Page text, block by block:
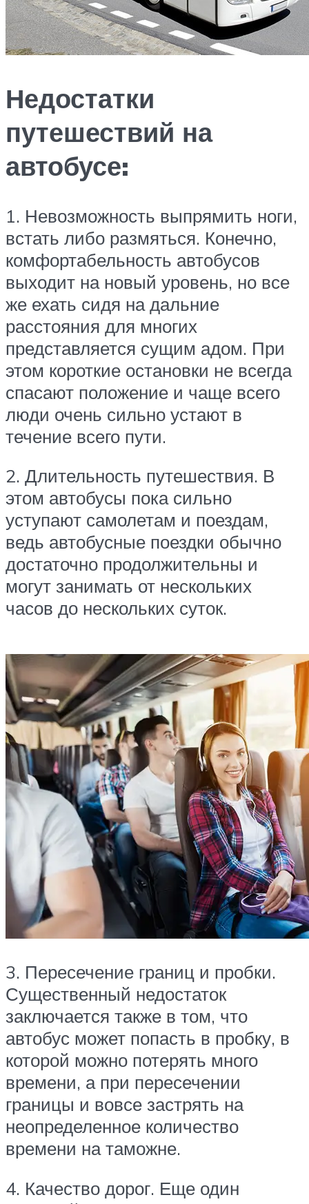
Недостатки
путешествий на
автобусе:
1. Невозможность выпрямить ноги,
встать либо размяться. Конечно,
комфортабельность автобусов
выходит на новый уровень, но все
же ехать сидя на дальние
расстояния для многих
представляется сущим адом. При
этом короткие остановки не всегда
спасают положение и чаще всего
люди очень сильно устают в
течение всего пути.
2. Длительность путешествия. В
этом автобусы пока сильно
уступают самолетам и поездам,
ведь автобусные поездки обычно
достаточно продолжительны и
могут занимать от нескольких
часов до нескольких суток.
3. Пересечение границ и пробки.
Существенный недостаток
заключается также в том, что
автобус может попасть в пробку, в
которой можно потерять много
времени, а при пересечении
границы и вовсе застрять на
неопределенное количество
времени на таможне.
4. Качество дорог. Еще один